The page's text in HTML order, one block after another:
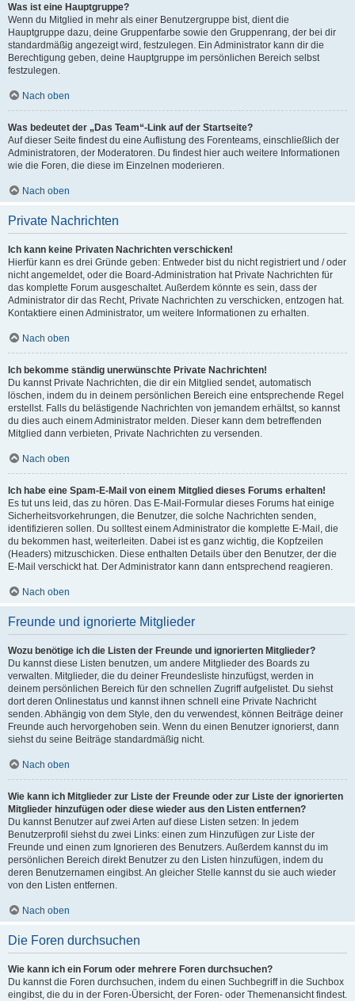
Was ist eine Hauptgruppe?
Wenn du Mitglied in mehr als einer Benutzergruppe bist, dient die
Hauptgruppe dazu, deine Gruppenfarbe sowie den Gruppenrang, der bei dir
standardmäßig angezeigt wird, festzulegen. Ein Administrator kann dir die
Berechtigung geben, deine Hauptgruppe im persönlichen Bereich selbst
festzulegen.
Nach oben
Was bedeutet der „Das Team“-Link auf der Startseite?
Auf dieser Seite findest du eine Auflistung des Forenteams, einschließlich der
Administratoren, der Moderatoren. Du findest hier auch weitere Informationen
wie die Foren, die diese im Einzelnen moderieren.
Nach oben
Private Nachrichten
Ich kann keine Privaten Nachrichten verschicken!
Hierfür kann es drei Gründe geben: Entweder bist du nicht registriert und / oder
nicht angemeldet, oder die Board-Administration hat Private Nachrichten für
das komplette Forum ausgeschaltet. Außerdem könnte es sein, dass der
Administrator dir das Recht, Private Nachrichten zu verschicken, entzogen hat.
Kontaktiere einen Administrator, um weitere Informationen zu erhalten.
Nach oben
Ich bekomme ständig unerwünschte Private Nachrichten!
Du kannst Private Nachrichten, die dir ein Mitglied sendet, automatisch
löschen, indem du in deinem persönlichen Bereich eine entsprechende Regel
erstellst. Falls du belästigende Nachrichten von jemandem erhältst, so kannst
du dies auch einem Administrator melden. Dieser kann dem betreffenden
Mitglied dann verbieten, Private Nachrichten zu versenden.
Nach oben
Ich habe eine Spam-E-Mail von einem Mitglied dieses Forums erhalten!
Es tut uns leid, das zu hören. Das E-Mail-Formular dieses Forums hat einige
Sicherheitsvorkehrungen, die Benutzer, die solche Nachrichten senden,
identifizieren sollen. Du solltest einem Administrator die komplette E-Mail, die
du bekommen hast, weiterleiten. Dabei ist es ganz wichtig, die Kopfzeilen
(Headers) mitzuschicken. Diese enthalten Details über den Benutzer, der die
E-Mail verschickt hat. Der Administrator kann dann entsprechend reagieren.
Nach oben
Freunde und ignorierte Mitglieder
Wozu benötige ich die Listen der Freunde und ignorierten Mitglieder?
Du kannst diese Listen benutzen, um andere Mitglieder des Boards zu
verwalten. Mitglieder, die du deiner Freundesliste hinzufügst, werden in
deinem persönlichen Bereich für den schnellen Zugriff aufgelistet. Du siehst
dort deren Onlinestatus und kannst ihnen schnell eine Private Nachricht
senden. Abhängig von dem Style, den du verwendest, können Beiträge deiner
Freunde auch hervorgehoben sein. Wenn du einen Benutzer ignorierst, dann
siehst du seine Beiträge standardmäßig nicht.
Nach oben
Wie kann ich Mitglieder zur Liste der Freunde oder zur Liste der ignorierten
Mitglieder hinzufügen oder diese wieder aus den Listen entfernen?
Du kannst Benutzer auf zwei Arten auf diese Listen setzen: In jedem
Benutzerprofil siehst du zwei Links: einen zum Hinzufügen zur Liste der
Freunde und einen zum Ignorieren des Benutzers. Außerdem kannst du im
persönlichen Bereich direkt Benutzer zu den Listen hinzufügen, indem du
deren Benutzernamen eingibst. An gleicher Stelle kannst du sie auch wieder
von den Listen entfernen.
Nach oben
Die Foren durchsuchen
Wie kann ich ein Forum oder mehrere Foren durchsuchen?
Du kannst die Foren durchsuchen, indem du einen Suchbegriff in die Suchbox
eingibst, die du in der Foren-Übersicht, der Foren- oder Themenansicht findest.